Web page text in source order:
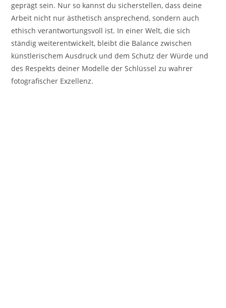
geprägt sein. Nur so kannst du sicherstellen, dass deine
Arbeit nicht nur ästhetisch ansprechend, sondern auch
ethisch verantwortungsvoll ist. In einer Welt, die sich
ständig weiterentwickelt, bleibt die Balance zwischen
künstlerischem Ausdruck und dem Schutz der Würde und
des Respekts deiner Modelle der Schlüssel zu wahrer
fotografischer Exzellenz.